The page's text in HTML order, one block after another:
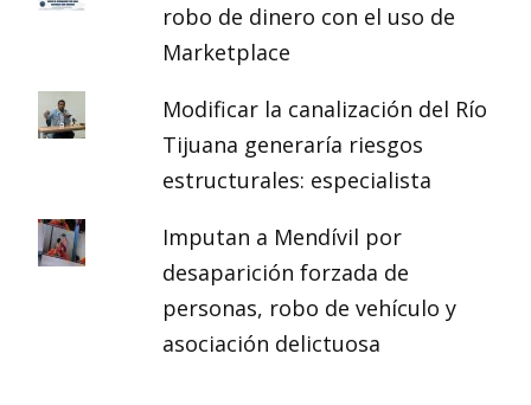
robo de dinero con el uso de
Marketplace
Modificar la canalización del Río
Tijuana generaría riesgos
estructurales: especialista
Imputan a Mendívil por
desaparición forzada de
personas, robo de vehículo y
asociación delictuosa